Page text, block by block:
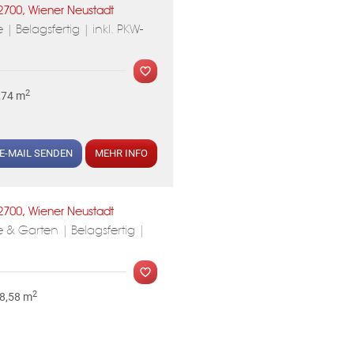
MER
Wiener Neustadt
Belagsfertig | inkl. PKW-
m2
MAIL SENDEN MEHR INFO
Wiener Neustadt
Garten | Belagsfertig |
m2